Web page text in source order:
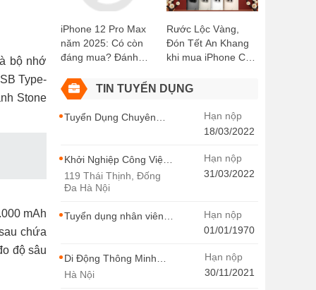
bộ nhớ
Type-
Stone
mAh
chứa
độ sâu
iPhone 12 Pro Max
năm 2025: Có còn
đáng mua? Đánh
Rước Lộc Vàng,
Đón Tết An Khang
khi mua iPhone Cũ
Minh
TIN TUYỂN DỤNG
Tuyển Dụng Chuyên
Hạn nộp
18/03/2022
Khởi Nghiệp Công Việc
Chuyên Viên Tư Vấn
Bán Hàng Di Động
119 Thái Thịnh, Đống
Đa Hà Nội
Hạn nộp
31/03/2022
Tuyển dụng nhân viên
Hạn nộp
01/01/1970
Di Động Thông Minh
Tuyển Dụng
Hà Nội
Hạn nộp
30/11/2021